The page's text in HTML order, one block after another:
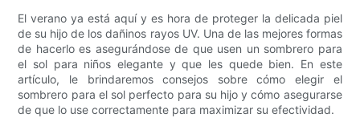
El verano ya está aquí y es hora de proteger la delicada piel
de su hijo de los dañinos rayos UV. Una de las mejores formas
de hacerlo es asegurándose de que usen un sombrero para
el sol para niños elegante y que les quede bien. En este
artículo, le brindaremos consejos sobre cómo elegir el
sombrero para el sol perfecto para su hijo y cómo asegurarse
de que lo use correctamente para maximizar su efectividad.